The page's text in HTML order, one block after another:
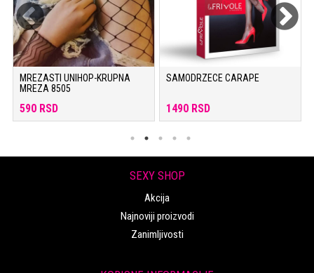
MREZASTI UNIHOP-KRUPNA
MREZA 8505
590 RSD
SAMODRZECE CARAPE
1490 RSD
SEXY SHOP
Akcija
Najnoviji proizvodi
Zanimljivosti